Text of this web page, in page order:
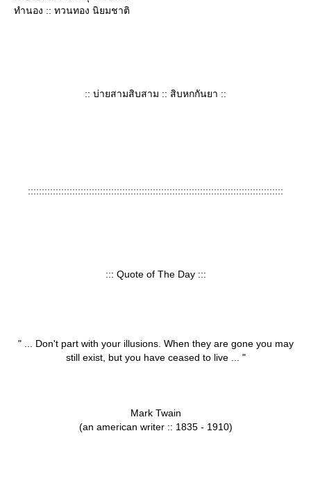
ทำนอง :: ทวนทอง นิยมชาติ
:: บ่ายสามสิบสาม :: สิบหกกันยา ::
::::::::::::::::::::::::::::::::::::::::::::::::::::::::::::::::::::::::::::::::::::::::::::
::: Quote of The Day :::
" ... Don't part with your illusions. When they are gone you may
still exist, but you have ceased to live ... "
Mark Twain
(an american writer :: 1835 - 1910)